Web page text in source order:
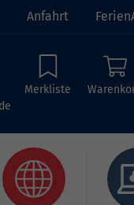
Anfahrt
Merkliste